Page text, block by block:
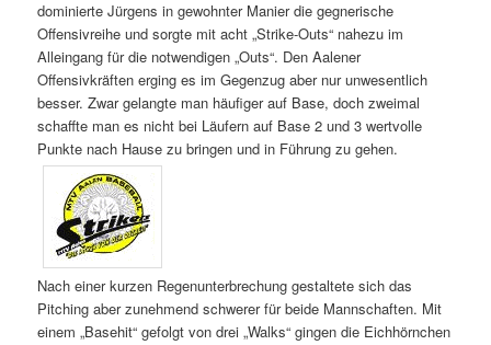
dominierte Jürgens in gewohnter Manier die gegnerische
Offensivreihe und sorgte mit acht „Strike-Outs“ nahezu im
Alleingang für die notwendigen „Outs“. Den Aalener
Offensivkräften erging es im Gegenzug aber nur unwesentlich
besser. Zwar gelangte man häufiger auf Base, doch zweimal
schaffte man es nicht bei Läufern auf Base 2 und 3 wertvolle
Punkte nach Hause zu bringen und in Führung zu gehen.
Nach einer kurzen Regenunterbrechung gestaltete sich das
Pitching aber zunehmend schwerer für beide Mannschaften. Mit
einem „Basehit“ gefolgt von drei „Walks“ gingen die Eichhörnchen